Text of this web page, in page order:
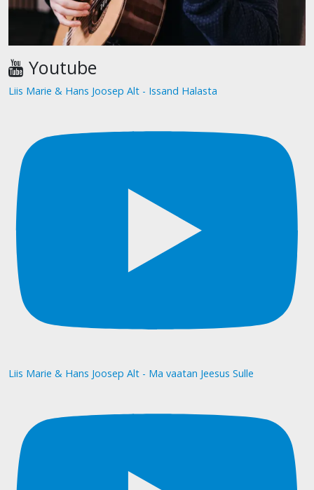
Youtube
Liis Marie & Hans Joosep Alt - Issand Halasta
Liis Marie & Hans Joosep Alt - Ma vaatan Jeesus Sulle